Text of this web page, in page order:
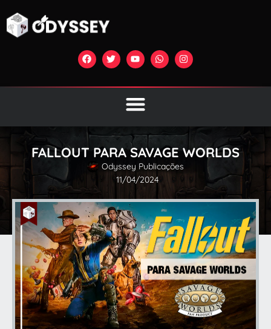
FALLOUT PARA SAVAGE WORLDS
Odyssey Publicações
11/04/2024